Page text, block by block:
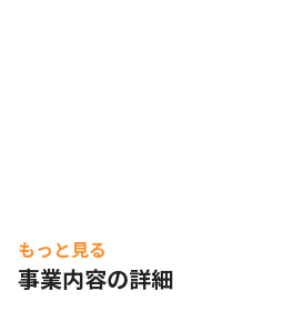
もっと見る
事業内容の詳細